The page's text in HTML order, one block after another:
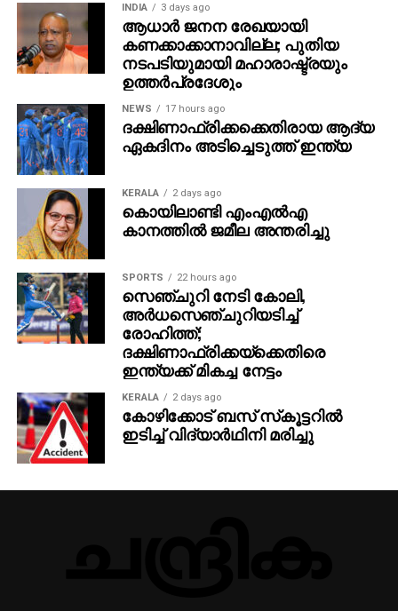
INDIA 3 days ago
ആധാർ ജനന രേഖയായി
കണക്കാക്കാനാവില്ല; പുതിയ
നടപടിയുമായി മഹാരാഷ്ട്രയും
ഉത്തർപ്രദേശും
NEWS 17 hours ago
ദക്ഷിണാഫ്രിക്കക്കെതിരായ ആദ്യ
ഏകദിനം അടിച്ചെടുത്ത് ഇന്ത്യ
KERALA 2 days ago
കൊയിലാണ്ടി എംഎല്‍എ
കാനത്തില്‍ ജമീല അന്തരിച്ചു
SPORTS 22 hours ago
സെഞ്ചുറി നേടി കോലി,
അര്‍ധസെഞ്ചുറിയടിച്ച്
രോഹിത്ത്;
ദക്ഷിണാഫ്രിക്കയ്‌ക്കെതിരെ
ഇന്ത്യക്ക് മികച്ച നേട്ടം
KERALA 2 days ago
കോഴിക്കോട് ബസ് സ്‌കൂട്ടറില്‍
ഇടിച്ച് വിദ്യാര്‍ഥിനി മരിച്ചു